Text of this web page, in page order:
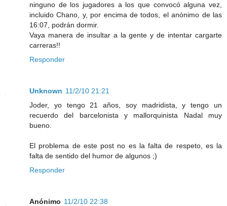
ninguno de los jugadores a los que convocó alguna vez,
incluido Chano, y, por encima de todos, el anónimo de las
16:07, podrán dormir.
Vaya manera de insultar a la gente y de intentar cargarte
carreras!!
Responder
Unknown 11/2/10 21:21
Joder, yo tengo 21 años, soy madridista, y tengo un
recuerdo del barcelonista y mallorquinista Nadal muy
bueno.
El problema de este post no es la falta de respeto, es la
falta de sentido del humor de algunos ;)
Responder
Anónimo 11/2/10 22:38